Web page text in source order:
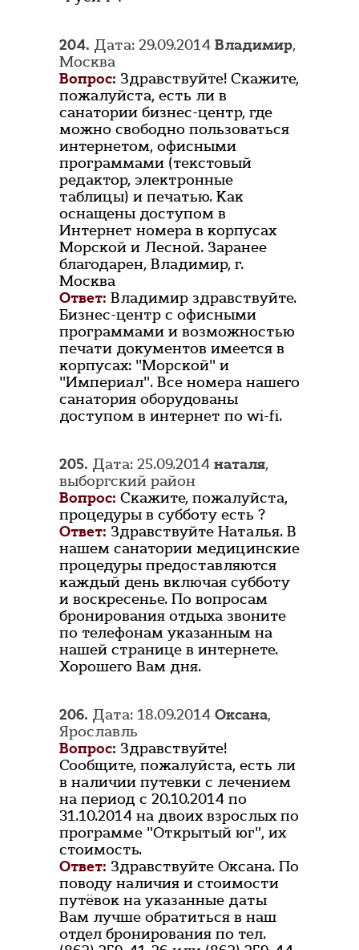
204. Дата: 29.09.2014 Владимир,
Москва
Вопрос: Здравствуйте! Скажите,
пожалуйста, есть ли в
санатории бизнес-центр, где
можно свободно пользоваться
интернетом, офисными
программами (текстовый
редактор, электронные
таблицы) и печатью. Как
оснащены доступом в
Интернет номера в корпусах
Морской и Лесной. Заранее
благодарен, Владимир, г.
Москва
Ответ: Владимир здравствуйте.
Бизнес-центр с офисными
программами и возможностью
печати документов имеется в
корпусах: "Морской" и
"Империал". Все номера нашего
санатория оборудованы
доступом в интернет по wi-fi.
205. Дата: 25.09.2014 наталя,
выборгский район
Вопрос: Скажите, пожалуйста,
процедуры в субботу есть ?
Ответ: Здравствуйте Наталья. В
нашем санатории медицинские
процедуры предоставляются
каждый день включая субботу
и воскресенье. По вопросам
бронирования отдыха звоните
по телефонам указанным на
нашей странице в интернете.
Хорошего Вам дня.
206. Дата: 18.09.2014 Оксана,
Ярославль
Вопрос: Здравствуйте!
Сообщите, пожалуйста, есть ли
в наличии путевки с лечением
на период с 20.10.2014 по
31.10.2014 на двоих взрослых по
программе "Открытый юг", их
стоимость.
Ответ: Здравствуйте Оксана. По
поводу наличия и стоимости
путёвок на указанные даты
Вам лучше обратиться в наш
отдел бронирования по тел.